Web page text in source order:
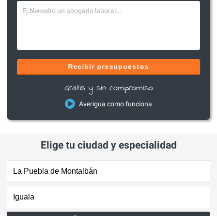
Recibir presupuestos
Gratis y sin compromiso
Averigua como funciona
Elige tu ciudad y especialidad